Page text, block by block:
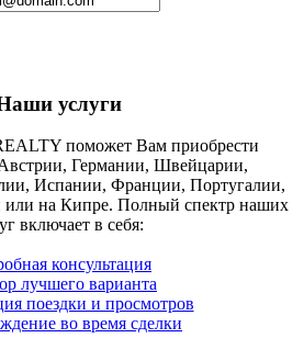
услуги
поможет Вам приобрести
Германии, Швейцарии,
Испании, Франции, Португалии,
или на Кипре. Полный спектр наших
включает в себя:
консультация
лучшего варианта
поездки и просмотров
во время сделки